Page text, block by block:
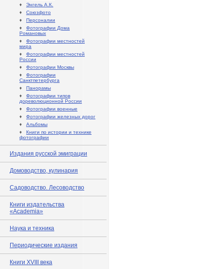
♦ Энгель А.К.
♦ Союзфото
♦ Персоналии
♦ Фотографии Дома
Романовых
♦ Фотографии местностей
мира
♦ Фотографии местностей
России
♦ Фотографии Москвы
♦ Фотографии
Санктпетербурга
♦ Панорамы
♦ Фотографии типов
дореволюционной России
♦ Фотографии военные
♦ Фотографии железных дорог
♦ Альбомы
♦ Книги по истории и технике
фотографии
Издания русской эмиграции
Домоводство, кулинария
Садоводство. Лесоводство
Книги издательства
«Academia»
Наука и техника
Периодические издания
Книги XVIII века